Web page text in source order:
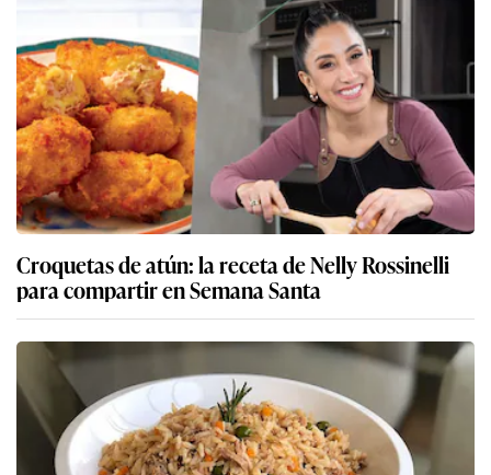
Croquetas de atún: la receta de Nelly Rossinelli
para compartir en Semana Santa